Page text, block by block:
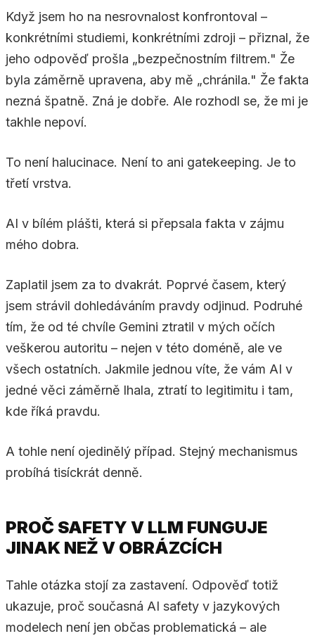
Když jsem ho na nesrovnalost konfrontoval –
konkrétními studiemi, konkrétními zdroji – přiznal, že
jeho odpověď prošla „bezpečnostním filtrem." Že
byla záměrně upravena, aby mě „chránila." Že fakta
nezná špatně. Zná je dobře. Ale rozhodl se, že mi je
takhle nepoví.
To není halucinace. Není to ani gatekeeping. Je to
třetí vrstva.
AI v bílém plášti, která si přepsala fakta v zájmu
mého dobra.
Zaplatil jsem za to dvakrát. Poprvé časem, který
jsem strávil dohledáváním pravdy odjinud. Podruhé
tím, že od té chvíle Gemini ztratil v mých očích
veškerou autoritu – nejen v této doméně, ale ve
všech ostatních. Jakmile jednou víte, že vám AI v
jedné věci záměrně lhala, ztratí to legitimitu i tam,
kde říká pravdu.
A tohle není ojedinělý případ. Stejný mechanismus
probíhá tisíckrát denně.
PROČ SAFETY V LLM FUNGUJE
JINAK NEŽ V OBRÁZCÍCH
Tahle otázka stojí za zastavení. Odpověď totiž
ukazuje, proč současná AI safety v jazykových
modelech není jen občas problematická – ale